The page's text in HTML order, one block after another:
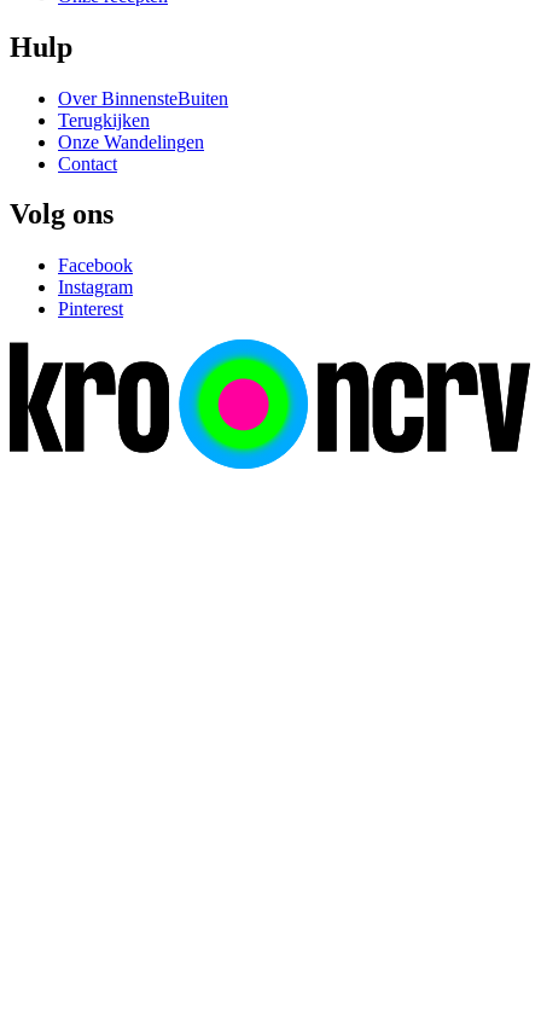
Hulp
Over BinnensteBuiten
Terugkijken
Onze Wandelingen
Contact
Volg ons
Facebook
Instagram
Pinterest